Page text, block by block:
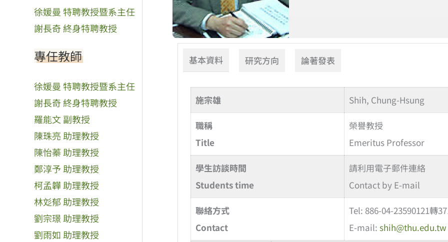
徐媛曼 特聘教授暨系主任
謝長奇 終身特聘教授
專任教師
徐媛曼 特聘教授暨系主任
謝長奇 終身特聘教授
羅能文 副教授
陳珠亮 助理教授
陳怡蓁 助理教授
鄭淳予 助理教授
柯孟韡 助理教授
林彣郁 助理教授
劉宗璟 助理教授
劉雨如 助理教授
基本資料 研究方向 論著發表
施宗雄 Shih, Chung-Hsung
職稱
Title
榮譽教授
Emeritus Professor
學生訪談時間
Students time
請利用電子郵件連絡
Contact by E-mail
聯絡方式
Contact
Tel: 886-04-23590121轉
E-mail: shih@thu.edu.tw